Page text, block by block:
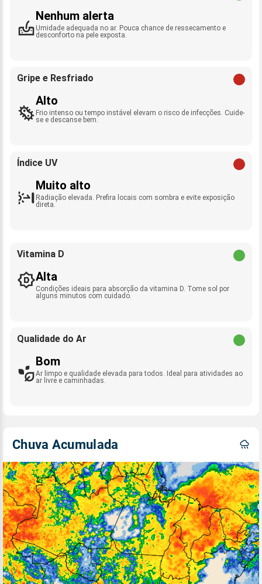
Nenhum alerta
Umidade adequada no ar. Pouca chance de ressecamento e
desconforto na pele exposta.
Gripe e Resfriado
Alto
Frio intenso ou tempo instável elevam o risco de infecções. Cuide-
se e descanse bem.
Índice UV
Muito alto
Radiação elevada. Prefira locais com sombra e evite exposição
direta.
Vitamina D
Alta
Condições ideais para absorção da vitamina D. Tome sol por
alguns minutos com cuidado.
Qualidade do Ar
Bom
Ar limpo e qualidade elevada para todos. Ideal para atividades ao
ar livre e caminhadas.
Chuva Acumulada